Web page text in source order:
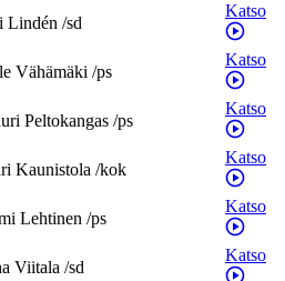
Lindén /sd
Katso
Vähämäki /ps
Katso
Peltokangas /ps
Katso
Kaunistola /kok
Katso
Lehtinen /ps
Katso
Viitala /sd
Katso